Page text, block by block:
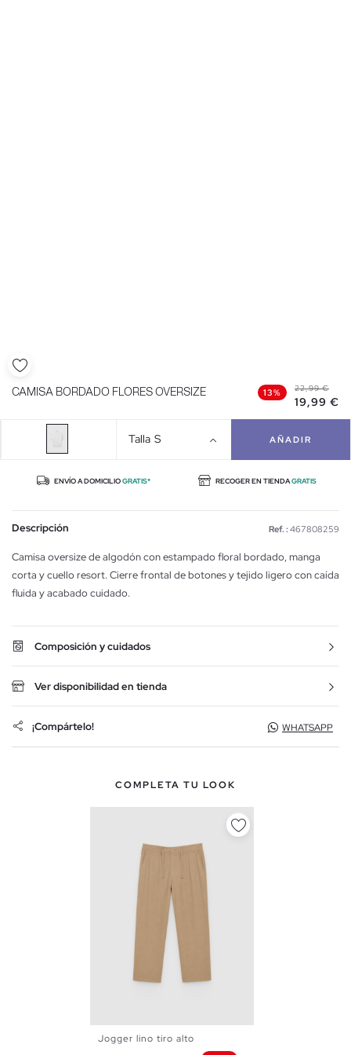
CAMISA BORDADO FLORES OVERSIZE 13% 22,99 €
19,99 €
Talla S AÑADIR
ENVÍO A DOMICILIOGRATIS* RECOGER EN TIENDAGRATIS
Descripción Ref. : 467808259
Camisa oversize de algodón con estampado floral bordado, manga
corta y cuello resort. Cierre frontal de botones y tejido ligero con caída
fluida y acabado cuidado.
Composición y cuidados
Ver disponibilidad en tienda
¡Compártelo! WHATSAPP
COMPLETA TU LOOK
38
Jogger lino tiro alto